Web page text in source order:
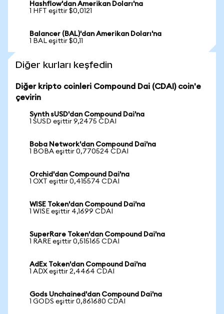
Hashflow'dan Amerikan Doları'na
1 HFT eşittir $0,0121
Balancer (BAL)'dan Amerikan Doları'na
1 BAL eşittir $0,11
Diğer kurları keşfedin
Diğer kripto coinleri Compound Dai (CDAI) coin'e
çevirin
Synth sUSD'dan Compound Dai'na
1 SUSD eşittir 9,2475 CDAI
Boba Network'dan Compound Dai'na
1 BOBA eşittir 0,770524 CDAI
Orchid'dan Compound Dai'na
1 OXT eşittir 0,415574 CDAI
WISE Token'dan Compound Dai'na
1 WISE eşittir 4,1699 CDAI
SuperRare Token'dan Compound Dai'na
1 RARE eşittir 0,515165 CDAI
AdEx Token'dan Compound Dai'na
1 ADX eşittir 2,4464 CDAI
Gods Unchained'dan Compound Dai'na
1 GODS eşittir 0,861680 CDAI